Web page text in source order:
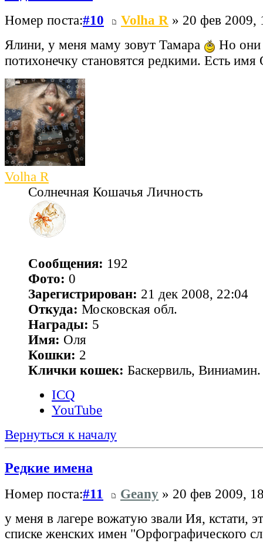
Номер поста:#10 Volha R » 20 фев 2009,
Ялини, у меня маму зовут Тамара
Но они
потихонечку становятся редкими. Есть
Volha R
Солнечная Кошачья Личность
Сообщения: 192
Фото: 0
Зарегистрирован: 21 дек 2008, 22:04
Откуда: Московская обл.
Награды: 5
Имя: Оля
Кошки: 2
Клички кошек: Баскервиль, Виниамин.
ICQ
YouTube
Вернуться к началу
Редкие имена
Номер поста:#11 Geany » 20 фев 2009,
у меня в лагере вожатую звали Ия, кстати,
списке женских имен "Орфографического